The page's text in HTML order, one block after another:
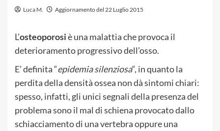
Luca M. Aggiornamento del 22 Luglio 2015
L’osteoporosiè una malattia che provoca il
deterioramento progressivo dell’osso.
E’ definita “epidemia silenziosa“, in quanto la
perdita della densità ossea non dà sintomi chiari:
spesso, infatti, gli unici segnali della presenza del
problema sono il mal di schiena provocato dallo
schiacciamento di una vertebra oppure una